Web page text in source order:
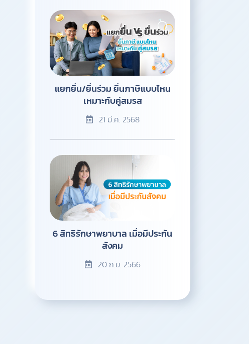
แยกยื่น/ยื่นร่วม ยื่นภาษีแบบไหน
เหมาะกับคู่สมรส
21 มี.ค. 2568
6 สิทธิรักษาพยาบาล เมื่อมีประกัน
สังคม
20 ก.ย. 2566